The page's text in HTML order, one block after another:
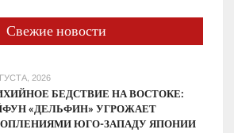
шкірою
Свежие новости
2026
БЕДСТВИЕ НА ВОСТОКЕ:
«ДЕЛЬФИН» УГРОЖАЕТ
ЮГО-ЗАПАДУ ЯПОНИИ